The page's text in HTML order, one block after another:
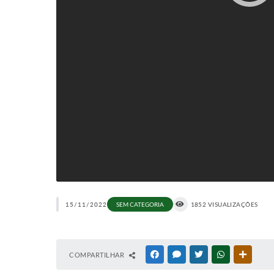
15/11/2022 SEM CATEGORIA 1852 VISUALIZAÇÕES
COMPARTILHAR FACEBOOKMESSENGER
TWITTERWHATSAPP